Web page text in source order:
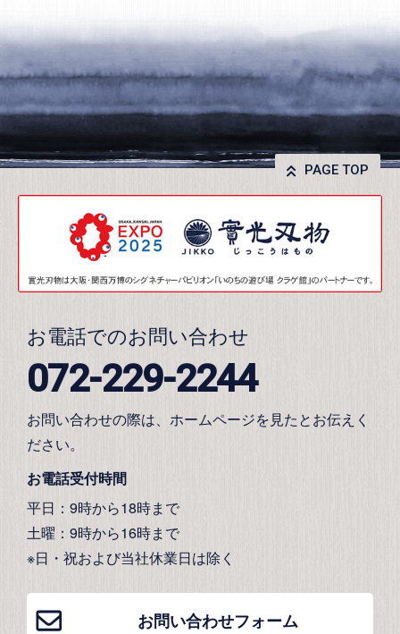
PAGE TOP
お電話でのお問い合わせ
072-229-2244
お問い合わせの際は、ホームページを見たとお伝えく
ださい。
お電話受付時間
平日：9時から18時まで
土曜：9時から16時まで
※日・祝および当社休業日は除く
お問い合わせフォーム